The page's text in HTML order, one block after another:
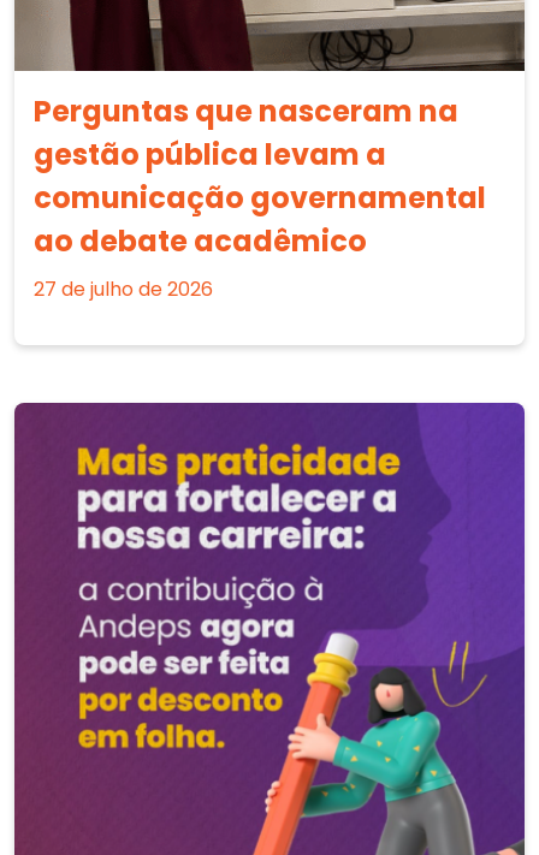
Perguntas que nasceram na
gestão pública levam a
comunicação governamental
ao debate acadêmico
27 de julho de 2026